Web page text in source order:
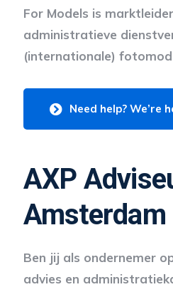
For Models is
administratieve
(internationale)
Need help? We’re
AXP
Amsterdam
Ben jij als ondernemer
advies en